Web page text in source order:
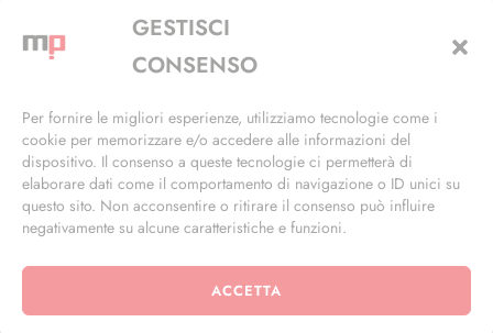
GESTISCI
CONSENSO
Per fornire le migliori esperienze, utilizziamo tecnologie come i
cookie per memorizzare e/o accedere alle informazioni del
dispositivo. Il consenso a queste tecnologie ci permetterà di
elaborare dati come il comportamento di navigazione o ID unici su
questo sito. Non acconsentire o ritirare il consenso può influire
negativamente su alcune caratteristiche e funzioni.
ACCETTA
Via Alfieri, 27 - Trezzano Sul Naviglio (MI)
+39 02 4846 3155
info@masterphil.it